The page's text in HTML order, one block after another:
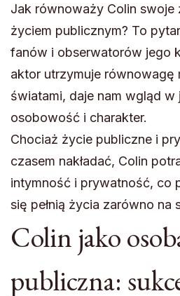
Jak równoważy Colin swoje
życiem publicznym? To
fanów i obserwatorów jego
aktor utrzymuje równowagę
światami, daje nam wgląd
osobowość i charakter.
Chociaż życie publiczne i
czasem nakładać, Colin
intymność i prywatność, co
się pełnią życia zarówno na
Colin jako
publiczna: